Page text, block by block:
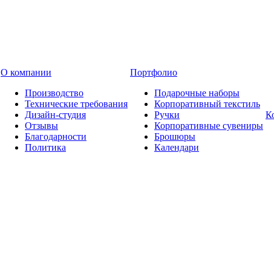
О компании
Производство
Технические требования
Дизайн-студия
Отзывы
Благодарности
Политика
Портфолио
Подарочные наборы
Корпоративный текстиль
Ручки
Корпоративные сувениры
Брошюры
Календари